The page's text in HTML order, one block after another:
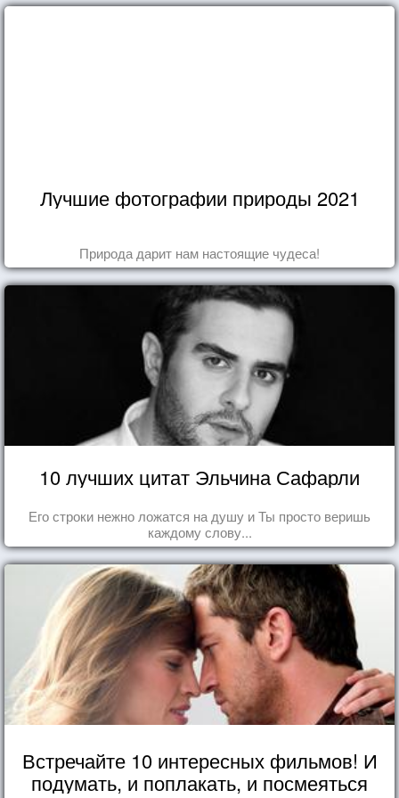
Лучшие фотографии природы 2021
Природа дарит нам настоящие чудеса!
10 лучших цитат Эльчина Сафарли
Его строки нежно ложатся на душу и Ты просто веришь
каждому слову...
Встречайте 10 интересных фильмов! И
подумать, и поплакать, и посмеяться